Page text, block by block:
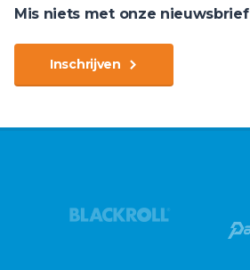
Mis niets met onze nieuwsbrief
Inschrijven